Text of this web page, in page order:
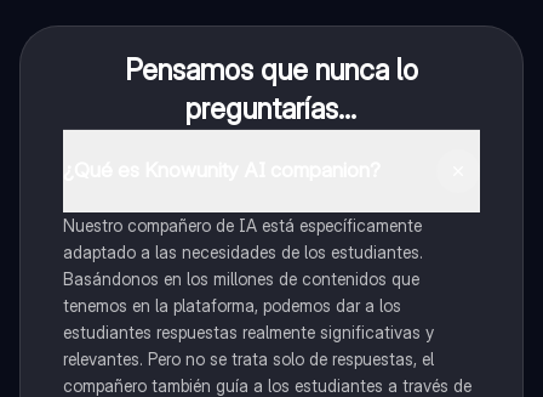
Pensamos que nunca lo
preguntarías...
Nuestro compañero de IA está específicamente
adaptado a las necesidades de los estudiantes.
Basándonos en los millones de contenidos que
tenemos en la plataforma, podemos dar a los
estudiantes respuestas realmente significativas y
relevantes. Pero no se trata solo de respuestas, el
compañero también guía a los estudiantes a través de